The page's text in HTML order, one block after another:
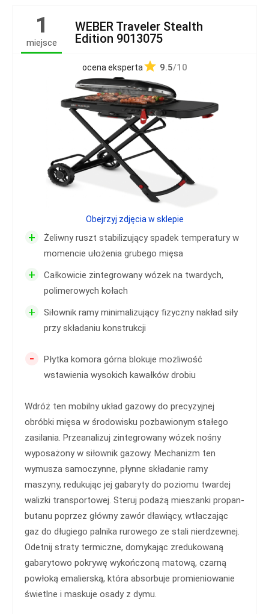
1
miejsce
WEBER Traveler Stealth
Edition 9013075
ocena eksperta 9.5/10
+
Żeliwny ruszt stabilizujący spadek temperatury w
momencie ułożenia grubego mięsa
+
Całkowicie zintegrowany wózek na twardych,
polimerowych kołach
+
Siłownik ramy minimalizujący fizyczny nakład siły
przy składaniu konstrukcji
-
Płytka komora górna blokuje możliwość
wstawienia wysokich kawałków drobiu
Wdróż ten mobilny układ gazowy do precyzyjnej
obróbki mięsa w środowisku pozbawionym stałego
zasilania. Przeanalizuj zintegrowany wózek nośny
wyposażony w siłownik gazowy. Mechanizm ten
wymusza samoczynne, płynne składanie ramy
maszyny, redukując jej gabaryty do poziomu twardej
walizki transportowej. Steruj podażą mieszanki propan-
butanu poprzez główny zawór dławiący, wtłaczając
gaz do długiego palnika rurowego ze stali nierdzewnej.
Odetnij straty termiczne, domykając zredukowaną
gabarytowo pokrywę wykończoną matową, czarną
powłoką emalierską, która absorbuje promieniowanie
świetlne i maskuje osady z dymu.
Obejrzyj zdjęcia w sklepie